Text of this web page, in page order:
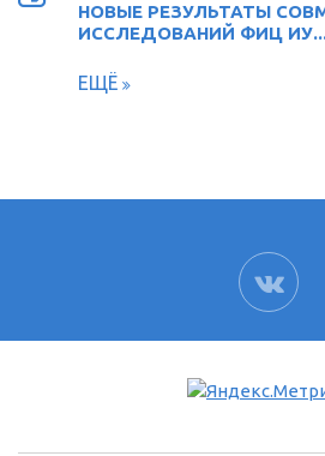
НОВЫЕ РЕЗУЛЬТАТЫ
ИССЛЕДОВАНИЙ ФИЦ
ЕЩЁ
ВК